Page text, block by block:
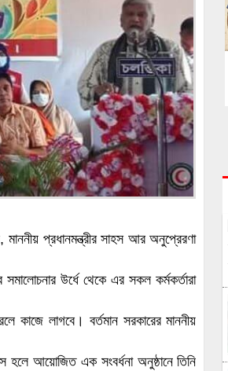
প্রধানমন্ত্রীর সাহস আর অনুপ্রেরণা
উর্ধে থেকে এর সকল কর্মকর্তারা
কাজে লাগবে। বর্তমান সরকারের মাননীয়
হলে আয়োজিত এক সংবর্ধনা অনুষ্ঠানে তিনি